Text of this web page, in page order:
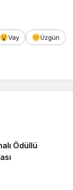
Vay
Üzgün
Ödüllü